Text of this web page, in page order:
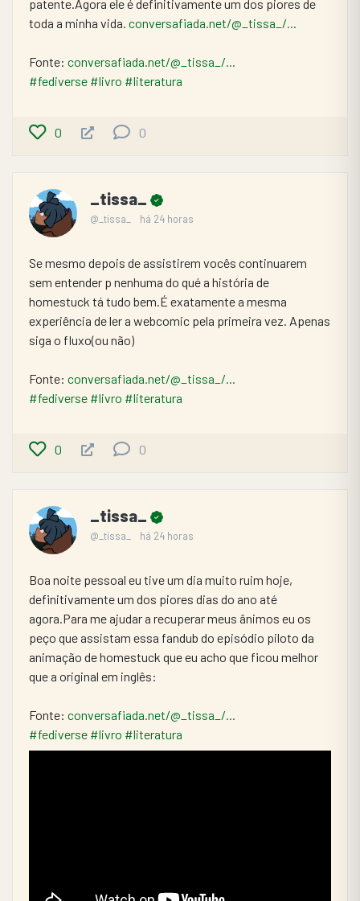
patente.Agora ele é definitivamente um dos piores de
toda a minha vida. conversafiada.net/@_tissa_/...
Fonte: conversafiada.net/@_tissa_/...
#fediverse #livro #literatura
0 0
_tissa_
@_tissa_ há 24 horas
Se mesmo depois de assistirem vocês continuarem
sem entender p nenhuma do qué a história de
homestuck tá tudo bem.É exatamente a mesma
experiência de ler a webcomic pela primeira vez. Apenas
siga o fluxo(ou não)
Fonte: conversafiada.net/@_tissa_/...
#fediverse #livro #literatura
0 0
_tissa_
@_tissa_ há 24 horas
Boa noite pessoal eu tive um dia muito ruim hoje,
definitivamente um dos piores dias do ano até
agora.Para me ajudar a recuperar meus ânimos eu os
peço que assistam essa fandub do episódio piloto da
animação de homestuck que eu acho que ficou melhor
que a original em inglês:
Fonte: conversafiada.net/@_tissa_/...
#fediverse #livro #literatura